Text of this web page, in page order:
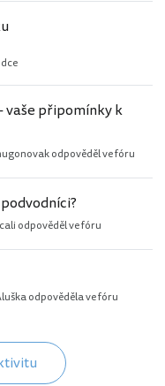
vaše připomínky k
odpověděl ve fóru
cali odpověděl ve fóru
odpověděla ve fóru